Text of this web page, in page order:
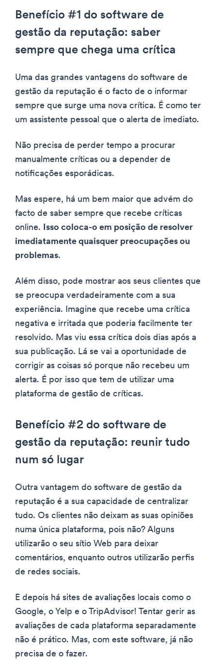
Benefício #1 do software de
gestão da reputação: saber
sempre que chega uma crítica
Uma das grandes vantagens do software de
gestão da reputação é o facto de o informar
sempre que surge uma nova crítica. É como ter
um assistente pessoal que o alerta de imediato.
Não precisa de perder tempo a procurar
manualmente críticas ou a depender de
notificações esporádicas.
Mas espere, há um bem maior que advém do
facto de saber sempre que recebe críticas
online.
Isso coloca-o em posição de resolver
imediatamente quaisquer preocupações ou
problemas.
Além disso, pode mostrar aos seus clientes que
se preocupa verdadeiramente com a sua
experiência. Imagine que recebe uma crítica
negativa e irritada que poderia facilmente ter
resolvido. Mas viu essa crítica dois dias após a
sua publicação. Lá se vai a oportunidade de
corrigir as coisas só porque não recebeu um
alerta. É por isso que tem de utilizar uma
plataforma de gestão de críticas.
Benefício #2 do software de
gestão da reputação: reunir tudo
num só lugar
Outra vantagem do software de gestão da
reputação é a sua capacidade de centralizar
tudo. Os clientes não deixam as suas opiniões
numa única plataforma, pois não? Alguns
utilizarão o seu sítio Web para deixar
comentários, enquanto outros utilizarão perfis
de redes sociais.
E depois há sites de avaliações locais como o
Google, o Yelp e o TripAdvisor! Tentar gerir as
avaliações de cada plataforma separadamente
não é prático. Mas, com este software, já não
precisa de o fazer.